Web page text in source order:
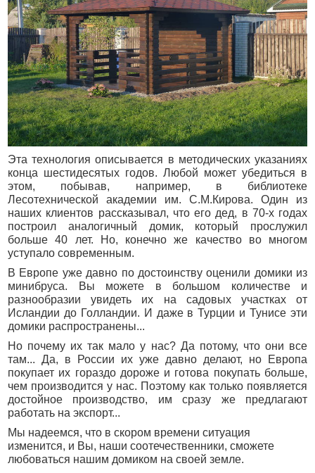
Эта технология описывается в методических указаниях
конца шестидесятых годов. Любой может убедиться в
этом, побывав, например, в библиотеке
Лесотехнической академии им. С.М.Кирова. Один из
наших клиентов рассказывал, что его дед, в 70-х годах
построил аналогичный домик, который прослужил
больше 40 лет. Но, конечно же качество во многом
уступало современным.
В Европе уже давно по достоинству оценили домики из
минибруса. Вы можете в большом количестве и
разнообразии увидеть их на садовых участках от
Исландии до Голландии. И даже в Турции и Тунисе эти
домики распространены...
Но почему их так мало у нас? Да потому, что они все
там... Да, в России их уже давно делают, но Европа
покупает их гораздо дороже и готова покупать больше,
чем производится у нас. Поэтому как только появляется
достойное производство, им сразу же предлагают
работать на экспорт...
Мы надеемся, что в скором времени ситуация
изменится, и Вы, наши соотечественники, сможете
любоваться нашим домиком на своей земле.